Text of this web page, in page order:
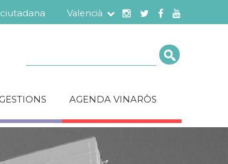
Valencià
AGENDA VINARÒS